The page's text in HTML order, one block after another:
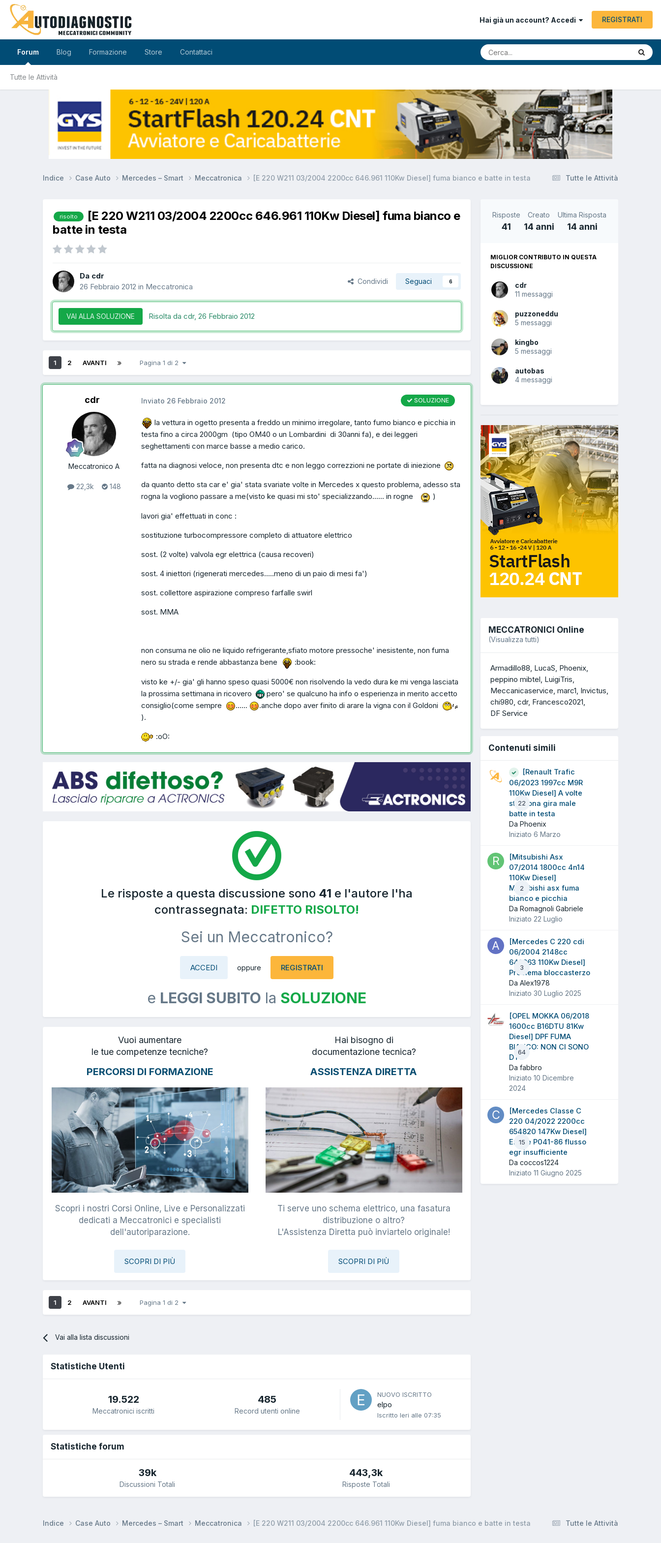
Hai già un account? Accedi REGISTRATI
Forum
Tutte le Attività
Blog Formazione Store Contattaci
Tutte le Attività
Indice Case Auto Mercedes – Smart Meccatronica [E 220 W211 03/2004 2200cc 646.961 110Kw Diesel] fuma bianco e batte in testa
risolto
[E 220 W211 03/2004 2200cc 646.961 110Kw Diesel] fuma bianco e
batte in testa
Da cdr
26 Febbraio 2012 in Meccatronica
Condividi Seguaci 6
VAI ALLA SOLUZIONE Risolta da cdr, 26 Febbraio 2012
1 2 AVANTI Pagina 1 di 2
cdr
Meccatronico A
22,3k 148
SOLUZIONE
Inviato 26 Febbraio 2012
la vettura in ogetto presenta a freddo un minimo irregolare, tanto fumo bianco e picchia in
testa fino a circa 2000gm (tipo OM40 o un Lombardini di 30anni fa), e dei leggeri
seghettamenti con marce basse a medio carico.
fatta na diagnosi veloce, non presenta dtc e non leggo correzzioni ne portate di iniezione
da quanto detto sta car e' gia' stata svariate volte in Mercedes x questo problema, adesso sta
rogna la vogliono passare a me(visto ke quasi mi sto' specializzando...... in rogne
)
lavori gia' effettuati in conc :
sostituzione turbocompressore completo di attuatore elettrico
sost. (2 volte) valvola egr elettrica (causa recoveri)
sost. 4 iniettori (rigenerati mercedes.....meno di un paio di mesi fa')
sost. collettore aspirazione compreso farfalle swirl
sost. MMA
non consuma ne olio ne liquido refrigerante,sfiato motore pressoche' inesistente, non fuma
nero su strada e rende abbastanza bene
:book:
visto ke +/- gia' gli hanno speso quasi 5000€ non risolvendo la vedo dura ke mi venga lasciata
la prossima settimana in ricovero
pero' se qualcuno ha info o esperienza in merito accetto
consiglio(come sempre
......
.anche dopo aver finito di arare la vigna con il Goldoni
).
:oO:
Le risposte a questa discussione sono 41 e l'autore l'ha
contrassegnata: DIFETTO RISOLTO!
Sei un Meccatronico?
ACCEDI oppure REGISTRATI
e LEGGI SUBITO la SOLUZIONE
Vuoi aumentare
le tue competenze tecniche?
PERCORSI DI FORMAZIONE
Scopri i nostri Corsi Online, Live e Personalizzati
dedicati a Meccatronici e specialisti
dell'autoriparazione.
SCOPRI DI PIÙ
Hai bisogno di
documentazione tecnica?
ASSISTENZA DIRETTA
Ti serve uno schema elettrico, una fasatura
distribuzione o altro?
L'Assistenza Diretta può inviartelo originale!
SCOPRI DI PIÙ
1 2 AVANTI Pagina 1 di 2
Vai alla lista discussioni
Statistiche Utenti
19.522
Meccatronici iscritti
485
Record utenti online
NUOVO ISCRITTO
elpo
Iscritto Ieri alle 07:35
Statistiche forum
39k
Discussioni Totali
443,3k
Risposte Totali
Risposte
41
Creato
14 anni
Ultima Risposta
14 anni
MIGLIOR CONTRIBUTO IN QUESTA
DISCUSSIONE
cdr
11 messaggi
puzzoneddu
5 messaggi
kingbo
5 messaggi
autobas
4 messaggi
MECCATRONICI Online
(Visualizza tutti)
Armadillo88 LucaS Phoenix
peppino mibtel LuigiTris
Meccanicaservice marc1 Invictus
chi980 cdr Francesco2021
DF Service
Contenuti simili
22
[Renault Trafic
06/2023 1997cc M9R
110Kw Diesel] A volte
strattona gira male
batte in testa
Da Phoenix
Iniziato 6 Marzo
2
[Mitsubishi Asx
07/2014 1800cc 4n14
110Kw Diesel]
Mitsubishi asx fuma
bianco e picchia
Da Romagnoli Gabriele
Iniziato 22 Luglio
3
[Mercedes C 220 cdi
06/2004 2148cc
646963 110Kw Diesel]
Problema bloccasterzo
Da Alex1978
Iniziato 30 Luglio 2025
64
[OPEL MOKKA 06/2018
1600cc B16DTU 81Kw
Diesel] DPF FUMA
BIANCO: NON CI SONO
DTC
Da fabbro
Iniziato 10 Dicembre
2024
15
[Mercedes Classe C
220 04/2022 2200cc
654820 147Kw Diesel]
Errore P041-86 flusso
egr insufficiente
Da coccos1224
Iniziato 11 Giugno 2025
Tutte le Attività
Indice Case Auto Mercedes – Smart Meccatronica [E 220 W211 03/2004 2200cc 646.961 110Kw Diesel] fuma bianco e batte in testa